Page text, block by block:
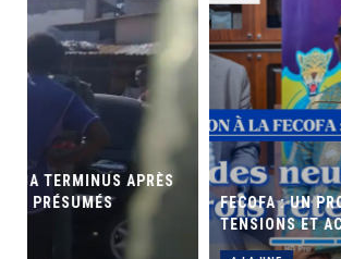
FECOFA : UN PROCESSUS ÉLECTORAL
TENSIONS ET ACCUSATIONS DE